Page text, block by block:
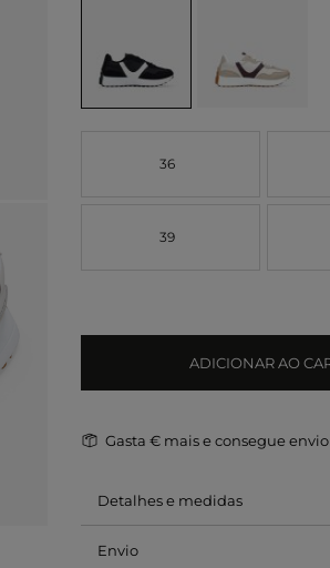
36
39
ADICIONAR AO
Gasta€ mais e consegue
Detalhes e medidas
Envio